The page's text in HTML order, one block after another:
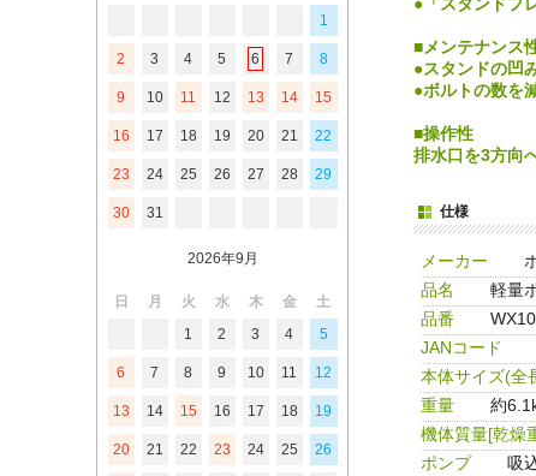
1
2 3 4 5 6 7 8
9 10 11 12 13 14 15
16 17 18 19 20 21 22
23 24 25 26 27 28 29
30 31
2026年9月
日 月 火 水 木 金
土
1
2 3 4 5
6 7 8 9 10 11 12
13 14 15 16 17 18 19
20 21 22 23 24 25 26
■メンテナンス
●スタンドの凹
●ボルトの数を
■操作性
排水口を3方向
仕様
メーカー
品名
軽量
品番
JANコード
本体サイズ(全
重量
約
機体質量[乾燥
ポンプ
吸